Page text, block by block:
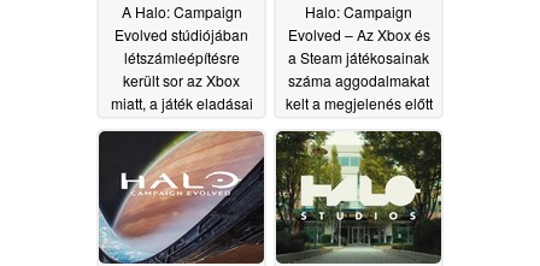
A Halo: Campaign
Evolved stúdiójában
létszámleépítésre
került sor az Xbox
miatt, a játék eladásai
pedig vegyesek voltak
08/06/2026
Halo: Campaign
Evolved – Az Xbox és
a Steam játékosainak
száma aggodalmakat
kelt a megjelenés előtt
07/28/2026